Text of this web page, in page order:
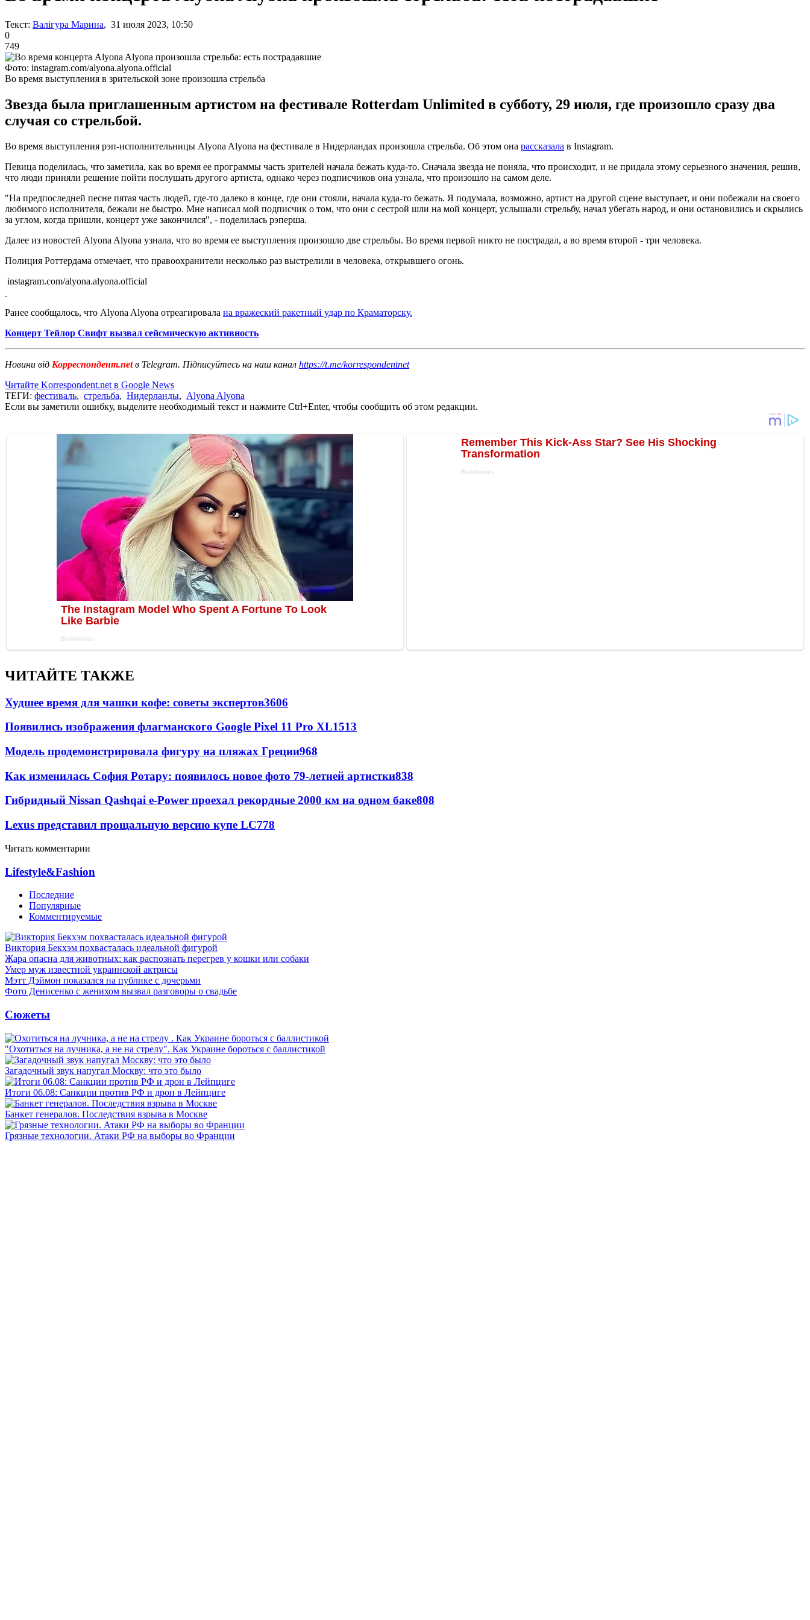
Текст: Валігура Марина, 31 июля 2023, 10:50
0
749
Фото: instagram.com/alyona.alyona.official
Во время выступления в зрительской зоне произошла стрельба
Звезда была приглашенным артистом на фестивале Rotterdam Unlimited в субботу, 29 июля, где произошло сразу два
случая со стрельбой.
Во время выступления рэп-исполнительницы Alyona Alyona на фестивале в Нидерландах произошла стрельба. Об этом она рассказала в Instagram.
Певица поделилась, что заметила, как во время ее программы часть зрителей начала бежать куда-то. Сначала звезда не поняла, что происходит, и не придала этому серьезного значения, решив,
что люди приняли решение пойти послушать другого артиста, однако через подписчиков она узнала, что произошло на самом деле.
"На предпоследней песне пятая часть людей, где-то далеко в конце, где они стояли, начала куда-то бежать. Я подумала, возможно, артист на другой сцене выступает, и они побежали на своего
любимого исполнителя, бежали не быстро. Мне написал мой подписчик о том, что они с сестрой шли на мой концерт, услышали стрельбу, начал убегать народ, и они остановились и скрылись
за углом, когда пришли, концерт уже закончился", - поделилась рэперша.
Далее из новостей Alyona Alyona узнала, что во время ее выступления произошло две стрельбы. Во время первой никто не пострадал, а во время второй - три человека.
Полиция Роттердама отмечает, что правоохранители несколько раз выстрелили в человека, открывшего огонь.
instagram.com/alyona.alyona.official
Ранее сообщалось, что Alyona Alyona отреагировала на вражеский ракетный удар по Краматорску.
Концерт Тейлор Свифт вызвал сейсмическую активность
Новини від Корреспондент.netв Telegram. Підписуйтесь на наш канал https://t.me/korrespondentnet
Читайте Korrespondent.net в Google News
ТЕГИ: фестиваль, стрельба, Нидерланды, Alyona Alyona
Если вы заметили ошибку, выделите необходимый текст и нажмите Ctrl+Enter, чтобы сообщить об этом редакции.
ЧИТАЙТЕ ТАКЖЕ
Худшее время для чашки кофе: советы экспертов3606
Появились изображения флагманского Google Pixel 11 Pro XL1513
Модель продемонстрировала фигуру на пляжах Греции968
Как изменилась София Ротару: появилось новое фото 79-летней артистки838
Гибридный Nissan Qashqai e-Power проехал рекордные 2000 км на одном баке808
Lexus представил прощальную версию купе LC778
Читать комментарии
Lifestyle&Fashion
Последние
Популярные
Комментируемые
Виктория Бекхэм похвасталась идеальной фигурой
Жара опасна для животных: как распознать перегрев у кошки или собаки
Умер муж известной украинской актрисы
Мэтт Дэймон показался на публике с дочерьми
Фото Денисенко с женихом вызвал разговоры о свадьбе
Сюжеты
"Охотиться на лучника, а не на стрелу". Как Украине бороться с баллистикой
Загадочный звук напугал Москву: что это было
Итоги 06.08: Санкции против РФ и дрон в Лейпциге
Банкет генералов. Последствия взрыва в Москве
Грязные технологии. Атаки РФ на выборы во Франции